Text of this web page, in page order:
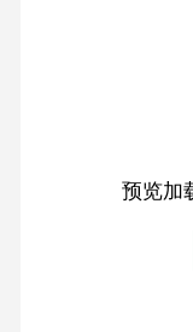
预览加